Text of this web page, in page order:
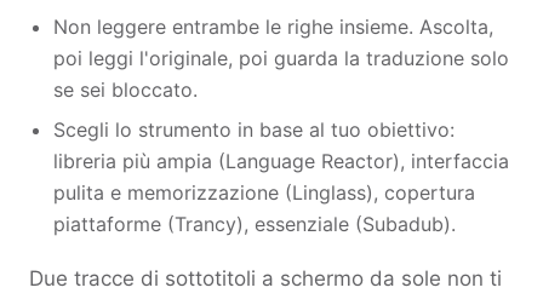
Non leggere entrambe le righe insieme. Ascolta,
poi leggi l'originale, poi guarda la traduzione solo
se sei bloccato.
Scegli lo strumento in base al tuo obiettivo:
libreria più ampia (Language Reactor), interfaccia
pulita e memorizzazione (Linglass), copertura
piattaforme (Trancy), essenziale (Subadub).
Due tracce di sottotitoli a schermo da sole non ti